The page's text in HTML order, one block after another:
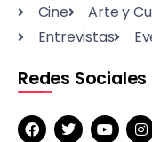
Cine
Arte y
Entrevistas
Redes Sociales